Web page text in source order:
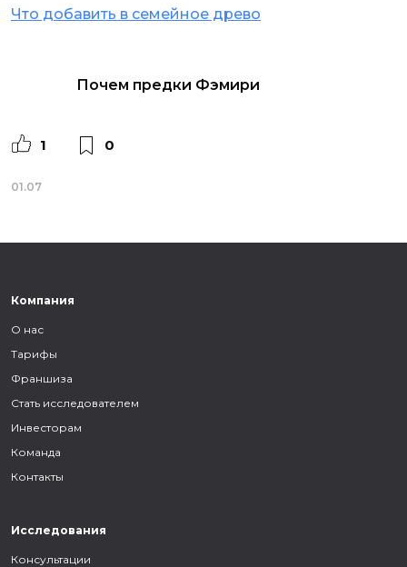
Что добавить в семейное древо
1 0
01.07
Почем предки Фэмири
Компания
О нас
Тарифы
Франшиза
Стать исследователем
Инвесторам
Команда
Контакты
Исследования
Консультации